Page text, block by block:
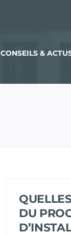
CONSEILS &
DU